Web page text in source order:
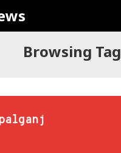
Browsing Tag